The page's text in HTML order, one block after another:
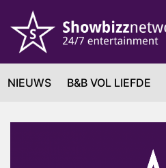
NIEUWS B&B VOL LIEFDE